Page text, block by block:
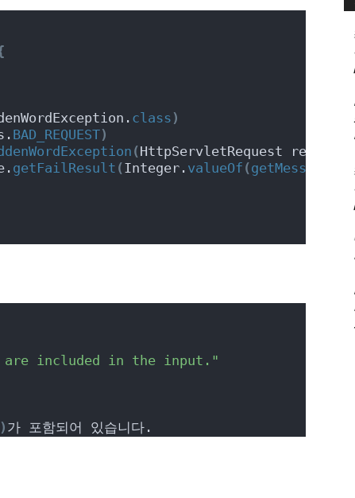
class )
BAD_REQUEST)
(HttpServletRequest request,
getFailResult (Integer. valueOf (getMessage
are included in the input."
) 가 포함되어 있습니다.